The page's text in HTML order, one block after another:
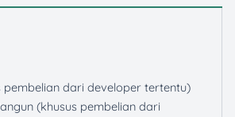
pembelian dari developer tertentu)
(khusus pembelian dari